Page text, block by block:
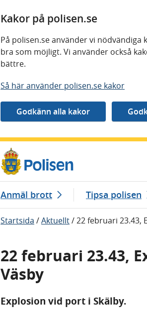
Kakor på polisen.se
På polisen.se använder vi
bra som möjligt. Vi använder också
bättre.
Så här använder polisen.se kakor
Anmäl brott Tipsa polisen
Startsida /Aktuellt/22 februari 23.43,
22 februari 23.43,
Väsby
Explosion vid port i Skälby.